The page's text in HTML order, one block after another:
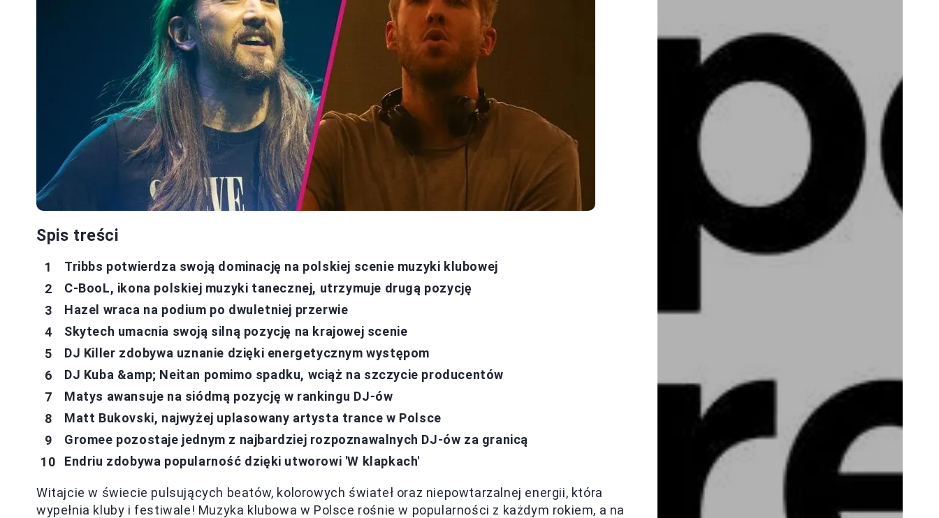
Spis treści
Tribbs potwierdza swoją dominację na polskiej scenie muzyki klubowej
C-BooL, ikona polskiej muzyki tanecznej, utrzymuje drugą pozycję
Hazel wraca na podium po dwuletniej przerwie
Skytech umacnia swoją silną pozycję na krajowej scenie
DJ Killer zdobywa uznanie dzięki energetycznym występom
DJ Kuba &amp; Neitan pomimo spadku, wciąż na szczycie producentów
Matys awansuje na siódmą pozycję w rankingu DJ-ów
Matt Bukovski, najwyżej uplasowany artysta trance w Polsce
Gromee pozostaje jednym z najbardziej rozpoznawalnych DJ-ów za granicą
Endriu zdobywa popularność dzięki utworowi 'W klapkach'
Witajcie w świecie pulsujących beatów, kolorowych świateł oraz niepowtarzalnej energii, która
wypełnia kluby i festiwale! Muzyka klubowa w Polsce rośnie w popularności z każdym rokiem, a na